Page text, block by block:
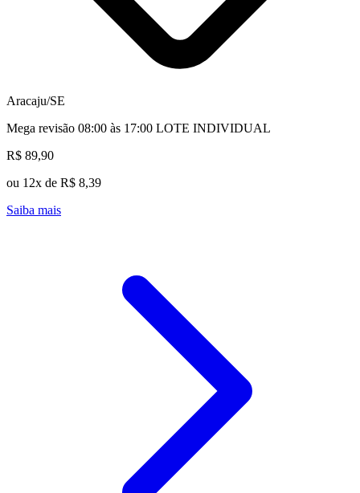
Aracaju/SE
Mega revisão 08:00 às 17:00 LOTE INDIVIDUAL
R$ 89,90
ou 12x de R$ 8,39
Saiba mais